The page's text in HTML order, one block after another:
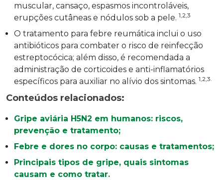
muscular, cansaço, espasmos incontroláveis,
erupções cutâneas e nódulos sob a pele. 1,2,3
O tratamento para febre reumática inclui o uso
antibióticos para combater o risco de reinfecção
estreptocócica; além disso, é recomendada a
administração de corticoides e anti-inflamatórios
específicos para auxiliar no alívio dos sintomas. 1,2,3.
Conteúdos relacionados:
Gripe aviária H5N2 em humanos: riscos,
prevenção e tratamento;
Febre e dores no corpo: causas e tratamentos;
Principais tipos de gripe, quais sintomas
causam e como tratar.